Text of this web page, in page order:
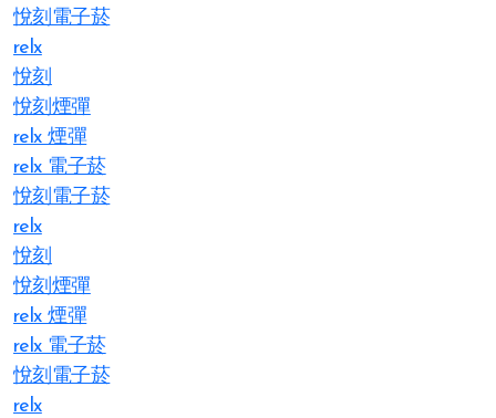
悅刻電子菸
relx
悅刻
悅刻煙彈
relx 煙彈
relx 電子菸
悅刻電子菸
relx
悅刻
悅刻煙彈
relx 煙彈
relx 電子菸
悅刻電子菸
relx